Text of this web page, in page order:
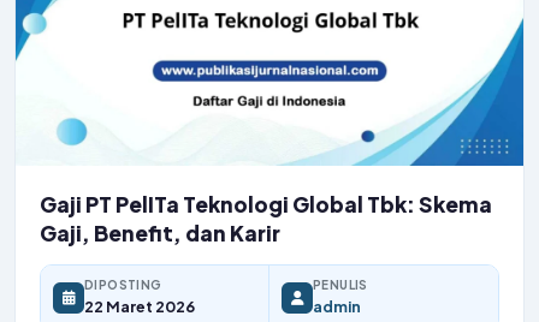
Gaji PT PelITa Teknologi Global Tbk: Skema
Gaji, Benefit, dan Karir
DIPOSTING
22 Maret 2026
PENULIS
admin